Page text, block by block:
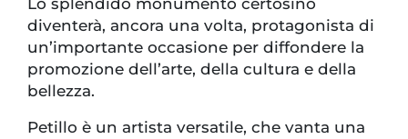
Lo splendido monumento certosino
diventerà, ancora una volta, protagonista di
un’importante occasione per diffondere la
promozione dell’arte, della cultura e della
bellezza.
Petillo è un artista versatile, che vanta una